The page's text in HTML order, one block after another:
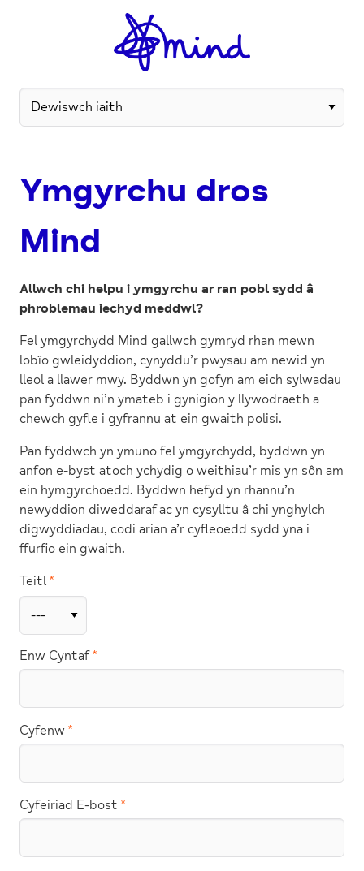
Ymgyrchu dros
Mind
Allwch chi helpu i ymgyrchu ar ran pobl sydd â
phroblemau iechyd meddwl?
Fel ymgyrchydd Mind gallwch gymryd rhan mewn
lobïo gwleidyddion, cynyddu’r pwysau am newid yn
lleol a llawer mwy. Byddwn yn gofyn am eich sylwadau
pan fyddwn ni’n ymateb i gynigion y llywodraeth a
chewch gyfle i gyfrannu at ein gwaith polisi.
Pan fyddwch yn ymuno fel ymgyrchydd, byddwn yn
anfon e-byst atoch ychydig o weithiau’r mis yn sôn am
ein hymgyrchoedd. Byddwn hefyd yn rhannu’n
newyddion diweddaraf ac yn cysylltu â chi ynghylch
digwyddiadau, codi arian a’r cyfleoedd sydd yna i
ffurfio ein gwaith.
Teitl
Enw Cyntaf
Cyfenw
Cyfeiriad E-bost